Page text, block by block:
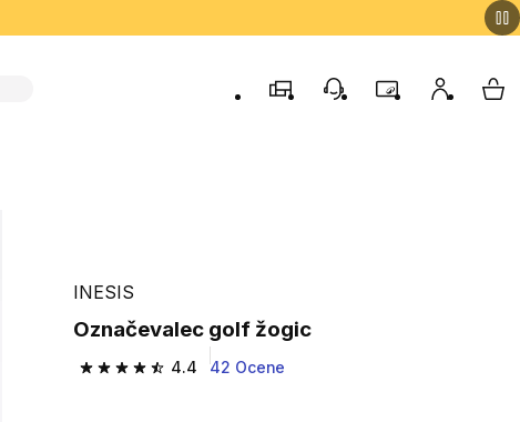
TrgovinePodporo strankam
ProgramMoj račun
INESIS
Označevalec golf žogic
4.4
4.4 od 5 zvezdic from 42 ocene
42 Ocene